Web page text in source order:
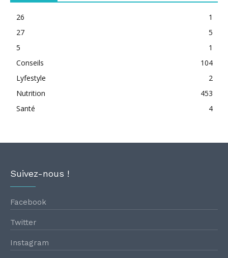
26
1
27
5
5
1
Conseils
104
Lyfestyle
2
Nutrition
453
Santé
4
Suivez-nous !
Facebook
Twitter
Instagram